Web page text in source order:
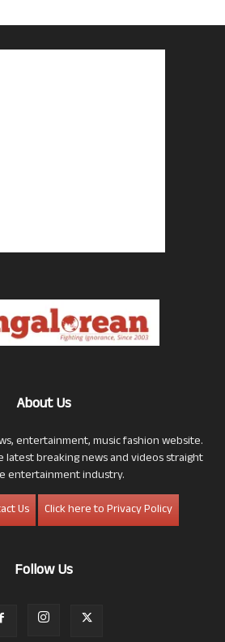
About Us
entertainment, music fashion website.
latest breaking news and videos straight
entertainment industry.
Us
Click here to Privacy Policy
Follow Us